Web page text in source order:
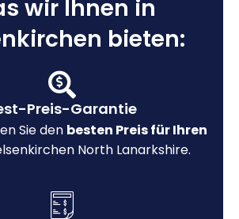
wir Ihnen in
bieten:
Preis-Garantie
Sie den besten Preis für Ihren
North Lanarkshire.